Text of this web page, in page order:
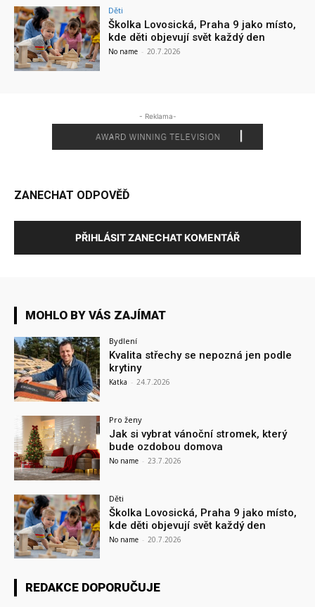
Děti
Školka Lovosická, Praha 9 jako místo,
kde děti objevují svět každý den
No name - 20.7.2026
- Reklama-
ZANECHAT ODPOVĚĎ
PŘIHLÁSIT ZANECHAT KOMENTÁŘ
MOHLO BY VÁS ZAJÍMAT
Bydlení
Kvalita střechy se nepozná jen podle
krytiny
Katka - 24.7.2026
Pro ženy
Jak si vybrat vánoční stromek, který
bude ozdobou domova
No name - 23.7.2026
Děti
Školka Lovosická, Praha 9 jako místo,
kde děti objevují svět každý den
No name - 20.7.2026
REDAKCE DOPORUČUJE